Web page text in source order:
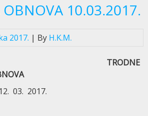
10.03.2017.
2017. | By H.K.M.
TRODNE
03. 2017.